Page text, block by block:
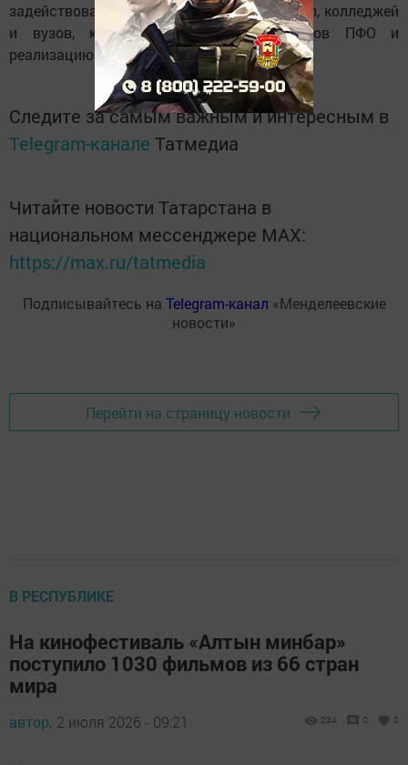
задействование спортивных объектов школ, колледжей
и вузов, концепцию Спартакиады вузов ПФО и
реализацию проекта «Земский тренер».
Следите за самым важным и интересным в
Telegram-канале Татмедиа
Читайте новости Татарстана в
национальном мессенджере MАХ:
https://max.ru/tatmedia
Подписывайтесь на Telegram-канал «Менделеевские
новости»
Перейти на страницу новости
В РЕСПУБЛИКЕ
На кинофестиваль «Алтын минбар»
поступило 1030 фильмов из 66 стран
мира
автор, 2 июля 2026 - 09:21 234 0 0